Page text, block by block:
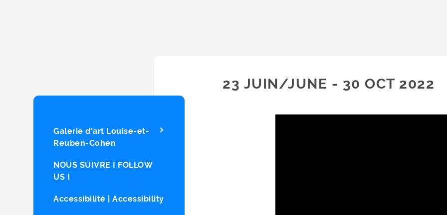
Galerie d'art Louise-et-
Reuben-Cohen
NOUS SUIVRE ! FOLLOW
US !
Accessibilité | Accessibility
23 JUIN/JUNE - 30 OCT 2022